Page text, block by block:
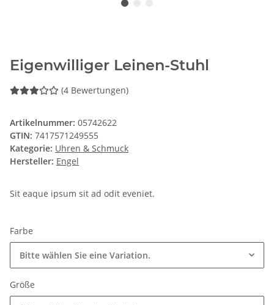
Eigenwilliger Leinen-Stuhl
(4 Bewertungen)
Artikelnummer: 05742622
GTIN: 7417571249555
Kategorie: Uhren & Schmuck
Hersteller: Engel
Sit eaque ipsum sit ad odit eveniet.
Farbe
Bitte wählen Sie eine Variation.
Größe